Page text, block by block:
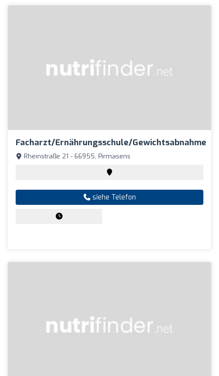
Facharzt/Ernährungsschule/Gewichtsabnahme
Rheinstraße 21 - 66955, Pirmasens
siehe Telefon